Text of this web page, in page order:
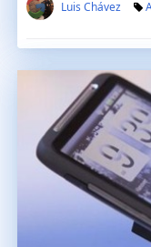
Luis Chávez